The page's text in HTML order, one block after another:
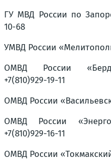
ГУ МВД России по
10-68
УМВД России
ОМВД России
+7(810)929-19-11
ОМВД России
ОМВД России
+7(810)929-16-11
ОМВД России